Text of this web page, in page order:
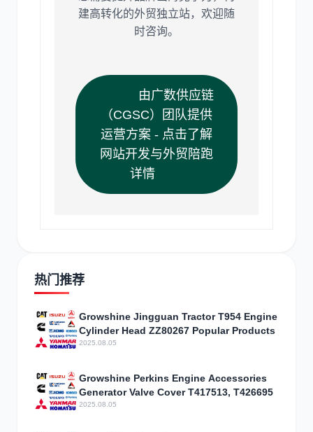
建高转化的外贸独立站，欢迎随
时咨询。
由广数供应链
（CGSC）团队提供
运营方案 - 点击了解
网站开发与外贸陪跑
详情
热门推荐
Growshine Jingguan Tractor T954 Engine
Cylinder Head ZZ80267 Popular Products
2025.08.05
Growshine Perkins Engine Accessories
Generator Valve Cover T417513, T426695
2025.08.05